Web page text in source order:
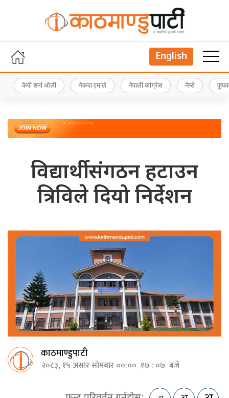
English
केपी शर्मा ओली नेकपा एमाले नेपाली कांग्रेस नेप्से
विद्यार्थी संगठन हटाउन
त्रिविले दियो निर्देशन
काठमाण्डुपाटी
२०८३, १५ असार सोमबार ००:०० १७ : ०७ बजे